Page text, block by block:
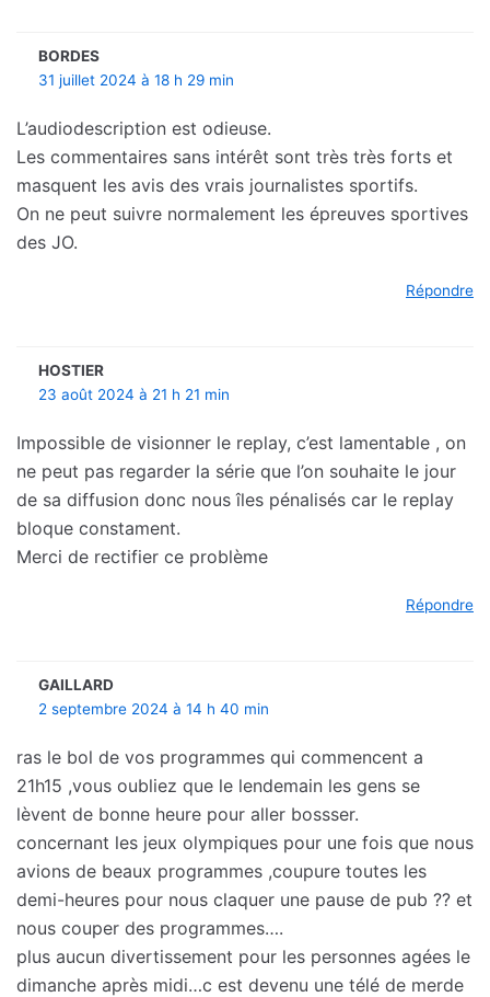
BORDES
31 juillet 2024 à 18 h 29 min
L’audiodescription est odieuse.
Les commentaires sans intérêt sont très très forts et
masquent les avis des vrais journalistes sportifs.
On ne peut suivre normalement les épreuves sportives
des JO.
Répondre
HOSTIER
23 août 2024 à 21 h 21 min
Impossible de visionner le replay, c’est lamentable , on
ne peut pas regarder la série que l’on souhaite le jour
de sa diffusion donc nous îles pénalisés car le replay
bloque constament.
Merci de rectifier ce problème
Répondre
GAILLARD
2 septembre 2024 à 14 h 40 min
ras le bol de vos programmes qui commencent a
21h15 ,vous oubliez que le lendemain les gens se
lèvent de bonne heure pour aller bossser.
concernant les jeux olympiques pour une fois que nous
avions de beaux programmes ,coupure toutes les
demi-heures pour nous claquer une pause de pub ?? et
nous couper des programmes….
plus aucun divertissement pour les personnes agées le
dimanche après midi…c est devenu une télé de merde